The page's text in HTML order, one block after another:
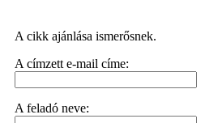
A cikk ajánlása ismerősnek.
A címzett e-mail címe:
A feladó neve: